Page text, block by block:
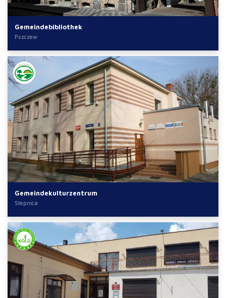
Gemeindebibliothek
Pszczew
Gemeindekulturzentrum
Stepnica